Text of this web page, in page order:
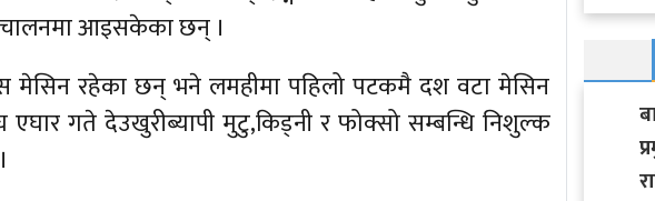
आइसकेका छन् ।
मेसिन रहेका छन् भने लमहीमा पहिलो पटकमै दश वटा मेसिन
गते देउखुरीब्यापी मुटु,किड्नी र फोक्सो सम्बन्धि निशुल्क